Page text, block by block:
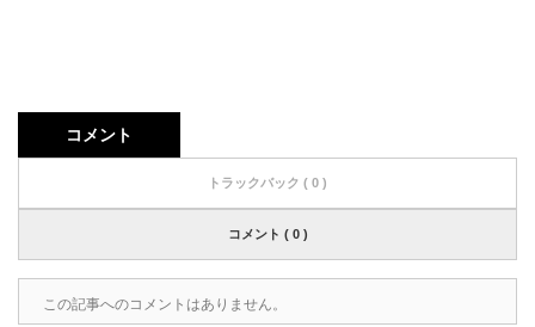
コメント
トラックバック ( 0 )
コメント ( 0 )
この記事へのコメントはありません。